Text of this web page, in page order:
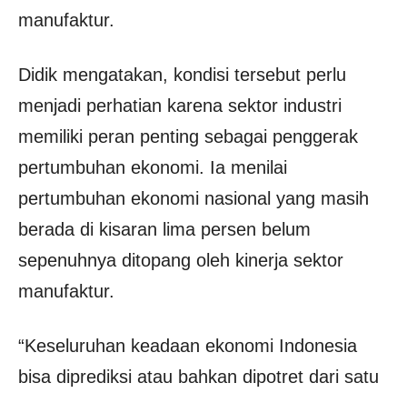
manufaktur.
Didik mengatakan, kondisi tersebut perlu
menjadi perhatian karena sektor industri
memiliki peran penting sebagai penggerak
pertumbuhan ekonomi. Ia menilai
pertumbuhan ekonomi nasional yang masih
berada di kisaran lima persen belum
sepenuhnya ditopang oleh kinerja sektor
manufaktur.
“Keseluruhan keadaan ekonomi Indonesia
bisa diprediksi atau bahkan dipotret dari satu